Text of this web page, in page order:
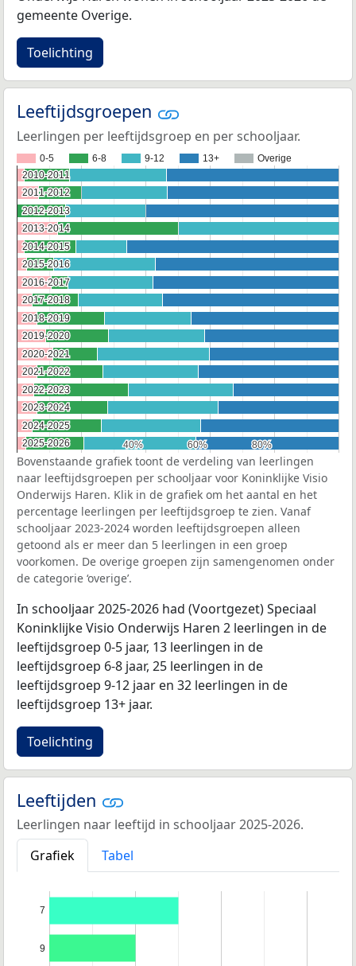
gemeente Overige.
Toelichting
Leeftijdsgroepen
Leerlingen per leeftijdsgroep en per schooljaar.
0-5 6-8 9-12 13+ Overige
40%
40% 60%
60% 80%
80%
2010-2011
2010-2011
2011-2012
2011-2012
2012-2013
2012-2013
2013-2014
2013-2014
2014-2015
2014-2015
2015-2016
2015-2016
2016-2017
2016-2017
2017-2018
2017-2018
2018-2019
2018-2019
2019-2020
2019-2020
2020-2021
2020-2021
2021-2022
2021-2022
2022-2023
2022-2023
2023-2024
2023-2024
2024-2025
2024-2025
2025-2026
2025-2026
Bovenstaande grafiek toont de verdeling van leerlingen
naar leeftijdsgroepen per schooljaar voor Koninklijke Visio
Onderwijs Haren. Klik in de grafiek om het aantal en het
percentage leerlingen per leeftijdsgroep te zien. Vanaf
schooljaar 2023-2024 worden leeftijdsgroepen alleen
getoond als er meer dan 5 leerlingen in een groep
voorkomen. De overige groepen zijn samengenomen onder
de categorie ‘overige’.
In schooljaar 2025-2026 had (Voortgezet) Speciaal
Koninklijke Visio Onderwijs Haren 2 leerlingen in de
leeftijdsgroep 0-5 jaar, 13 leerlingen in de
leeftijdsgroep 6-8 jaar, 25 leerlingen in de
leeftijdsgroep 9-12 jaar en 32 leerlingen in de
leeftijdsgroep 13+ jaar.
Toelichting
Leeftijden
Leerlingen naar leeftijd in schooljaar 2025-2026.
Grafiek
Tabel
7
9